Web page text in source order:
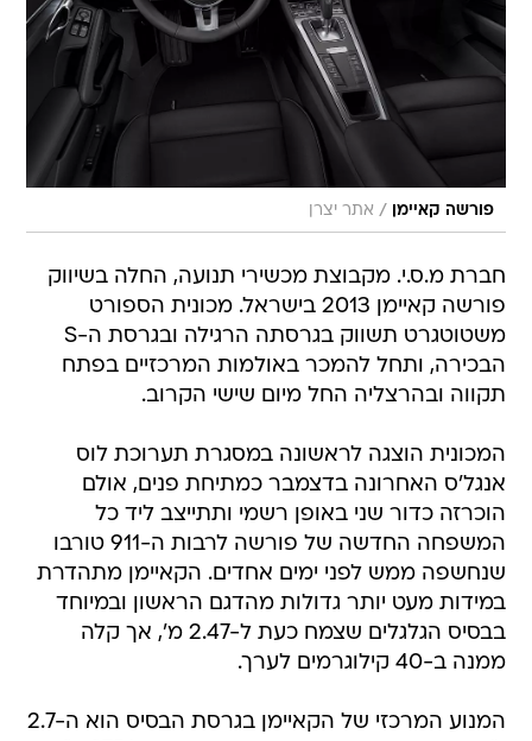
פורשה קאיימן / אתר יצרן
חברת מ.ס.י. מקבוצת מכשירי תנועה, החלה בשיווק
פורשה קאיימן 2013 בישראל. מכונית הספורט
משטוטגרט תשווק בגרסתה הרגילה ובגרסת ה-S
הבכירה, ותחל להמכר באולמות המרכזיים בפתח
תקווה ובהרצליה החל מיום שישי הקרוב.
המכונית הוצגה לראשונה במסגרת תערוכת לוס
אנגל'ס האחרונה בדצמבר כמתיחת פנים, אולם
הוכרזה כדור שני באופן רשמי ותתייצב ליד כל
המשפחה החדשה של פורשה לרבות ה-911 טורבו
שנחשפה ממש לפני ימים אחדים. הקאיימן מתהדרת
במידות מעט יותר גדולות מהדגם הראשון ובמיוחד
בבסיס הגלגלים שצמח כעת ל-2.47 מ', אך קלה
ממנה ב-40 קילוגרמים לערך.
המנוע המרכזי של הקאיימן בגרסת הבסיס הוא ה-2.7